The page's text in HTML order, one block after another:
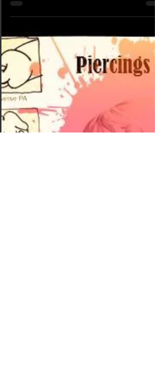
28 janv. 2021 1 min de lecture
#1188 Conseils Tatouage |
American Body Art
Nos conseils tatouage qu'il faut connaître avant de se
tatouer (cliquez pour retrouvez nos conseils en
intégralité): Votre peau doit être...